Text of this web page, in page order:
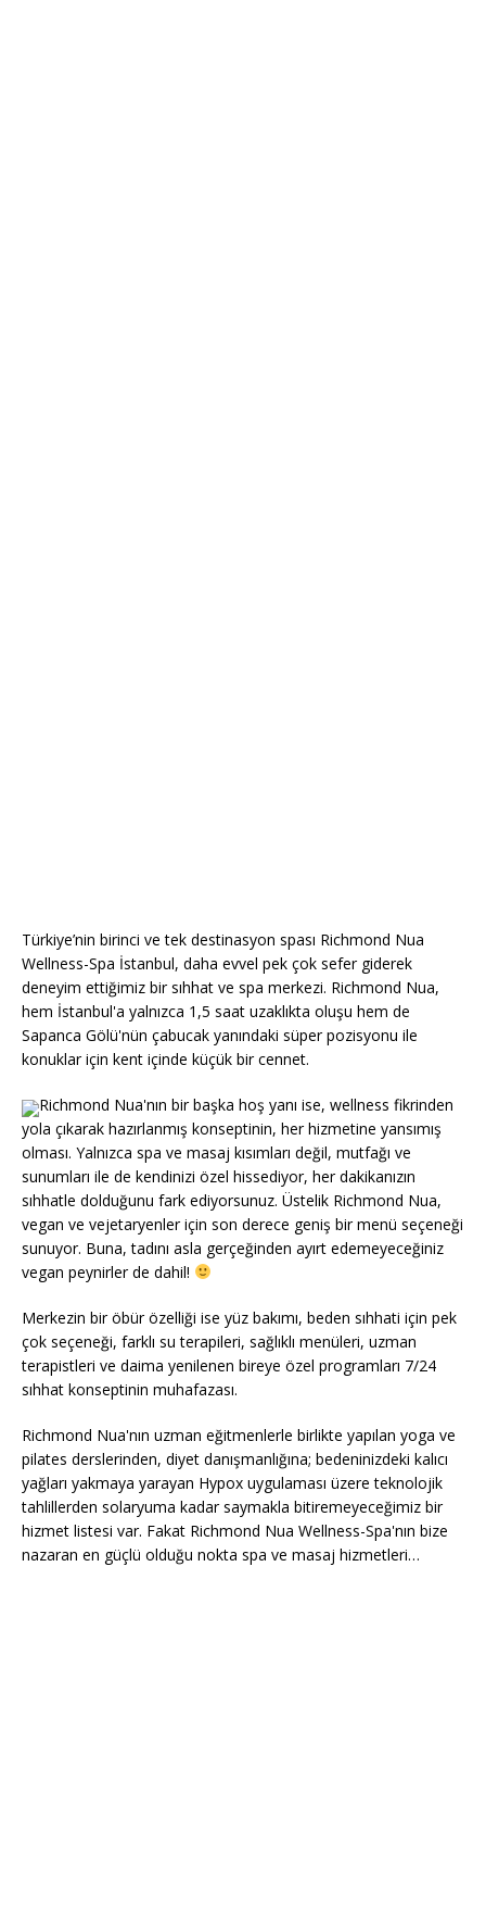
Türkiye’nin birinci ve tek destinasyon spası Richmond Nua
Wellness-Spa İstanbul, daha evvel pek çok sefer giderek
deneyim ettiğimiz bir sıhhat ve spa merkezi. Richmond Nua,
hem İstanbul'a yalnızca 1,5 saat uzaklıkta oluşu hem de
Sapanca Gölü'nün çabucak yanındaki süper pozisyonu ile
konuklar için kent içinde küçük bir cennet.
Richmond Nua'nın bir başka hoş yanı ise, wellness fikrinden
yola çıkarak hazırlanmış konseptinin, her hizmetine yansımış
olması. Yalnızca spa ve masaj kısımları değil, mutfağı ve
sunumları ile de kendinizi özel hissediyor, her dakikanızın
sıhhatle dolduğunu fark ediyorsunuz. Üstelik Richmond Nua,
vegan ve vejetaryenler için son derece geniş bir menü seçeneği
sunuyor. Buna, tadını asla gerçeğinden ayırt edemeyeceğiniz
vegan peynirler de dahil!
Merkezin bir öbür özelliği ise yüz bakımı, beden sıhhati için pek
çok seçeneği, farklı su terapileri, sağlıklı menüleri, uzman
terapistleri ve daima yenilenen bireye özel programları 7/24
sıhhat konseptinin muhafazası.
Richmond Nua'nın uzman eğitmenlerle birlikte yapılan yoga ve
pilates derslerinden, diyet danışmanlığına; bedeninizdeki kalıcı
yağları yakmaya yarayan Hypox uygulaması üzere teknolojik
tahlillerden solaryuma kadar saymakla bitiremeyeceğimiz bir
hizmet listesi var. Fakat Richmond Nua Wellness-Spa'nın bize
nazaran en güçlü olduğu nokta spa ve masaj hizmetleri…